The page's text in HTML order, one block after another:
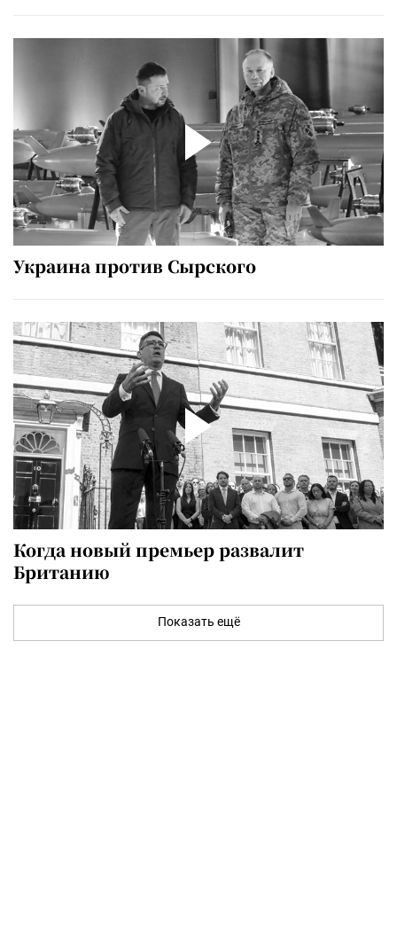
Украина против Сырского
Когда новый премьер развалит
Британию
Показать ещё